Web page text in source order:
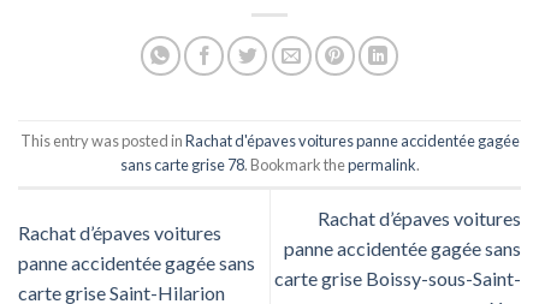
This entry was posted inRachat d'épaves voitures panne accidentée gagée
sans carte grise 78. Bookmark thepermalink.
Rachat d’épaves voitures
panne accidentée gagée sans
carte grise Saint-Hilarion
Rachat d’épaves voitures
panne accidentée gagée sans
carte grise Boissy-sous-Saint-